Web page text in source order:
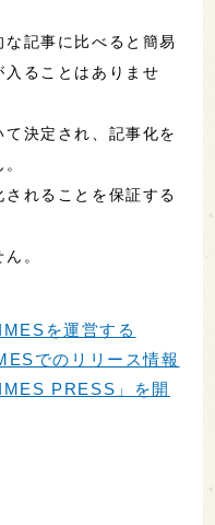
記事に比べると簡易
ることはありませ
決定され、記事化を
れることを保証する
。
を運営する
でのリリース情報
PRESS」を開